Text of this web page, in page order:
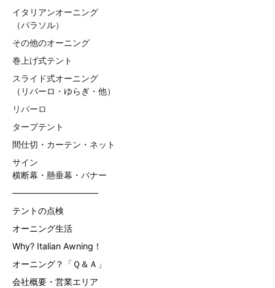
イタリアンオーニング
（パラソル）
その他のオーニング
巻上げ式テント
スライド式オーニング
（リパーロ・ゆらぎ・他）
リパーロ
タープテント
間仕切・カーテン・ネット
サイン
横断幕・懸垂幕・バナー
——————————
テントの点検
オーニング生活
Why? Italian Awning！
オーニング？「Ｑ＆Ａ」
会社概要・営業エリア